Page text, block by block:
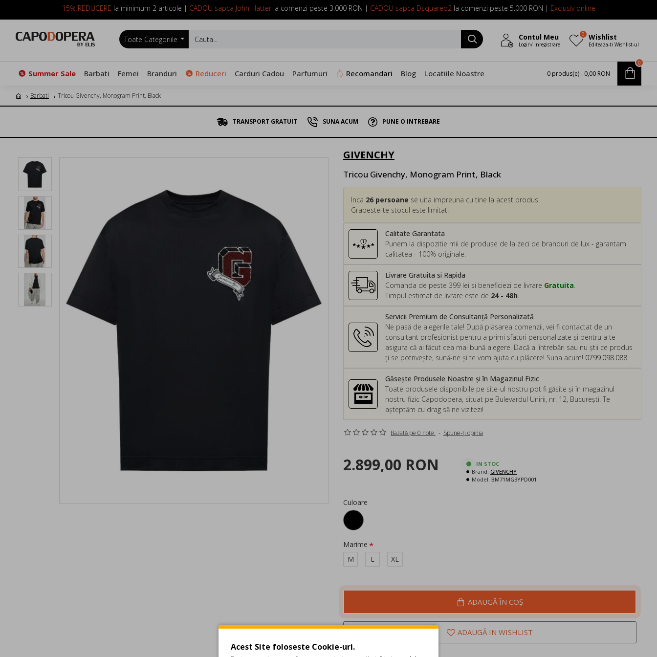
15% REDUCERE la minimum 2 articole | CADOU sapca John Hatterla comenzi peste 3.000 RON | CADOU sapca Dsquared2la comenzi peste 5.000 RON | Exclusiv online
SUNA ACUM: 0799 098 088
Toate Categoriile Contul Meu
Login/ Inregistrare
Wishlist
Editeaza-ti Wishlist-ul
0
Summer Sale Barbati Femei Branduri Reduceri Carduri Cadou Parfumuri Recomandari Blog Locatiile Noastre 0 produs(e) - 0,00 RON
0
Barbati Tricou Givenchy, Monogram Print, Black
TRANSPORT GRATUIT SUNA ACUM PUNE O INTREBARE
GIVENCHY
Tricou Givenchy, Monogram Print, Black
Calitate Garantata
Punem la dispozitie mii de produse de la zeci de branduri de lux - garantam
calitatea - 100% originale.
Inca 26 persoane se uita impreuna cu tine la acest produs.
Grabeste-te stocul este limitat!
Servicii Premium de Consultanță Personalizată
Ne pasă de alegerile tale! După plasarea comenzii, vei fi contactat de un
consultant profesionist pentru a primi sfaturi personalizate și pentru a te
asigura că ai făcut cea mai bună alegere. Dacă ai întrebări sau nu știi ce produs
ți se potrivește, sună-ne și te vom ajuta cu plăcere! Suna acum! 0799.098.088
Livrare Gratuita si Rapida
Comanda de peste 399 lei si beneficiezi de livrare Gratuita.
Timpul estimat de livrare este de 24 - 48h.
Găsește Produsele Noastre și în Magazinul Fizic
Toate produsele disponibile pe site-ul nostru pot fi găsite și în magazinul
nostru fizic Capodopera, situat pe Bulevardul Unirii, nr. 12, București. Te
așteptăm cu drag să ne vizitezi!
Bazată pe 0 note. - Spune-ţi opinia
2.899,00 RON
IN STOC
Brand: GIVENCHY
Model: BM71MG3YPD001
Culoare
Marime
M
L XL
ADAUGĂ ÎN COŞ
ADAUGĂ IN WISHLIST
Acest Site foloseste Cookie-uri.